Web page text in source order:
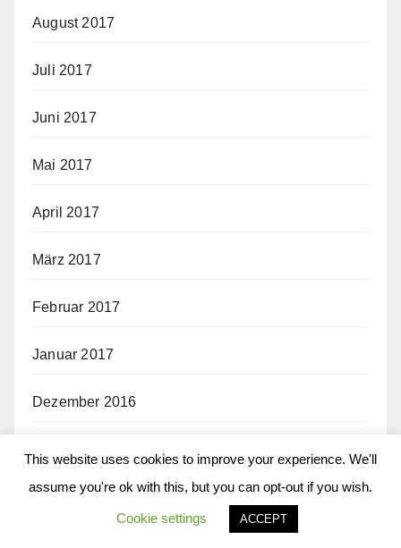
August 2017
Juli 2017
Juni 2017
Mai 2017
April 2017
März 2017
Februar 2017
Januar 2017
Dezember 2016
Oktober 2016
This website uses cookies to improve your experience. We'll
assume you're ok with this, but you can opt-out if you wish.
Cookie settings ACCEPT